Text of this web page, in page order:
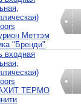
Меттэм
"Бренди"
входная
ТЕРМО